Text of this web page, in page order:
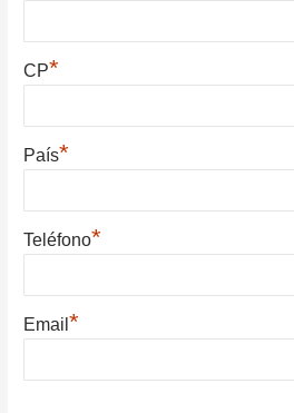
CP*
País*
Teléfono*
Email*